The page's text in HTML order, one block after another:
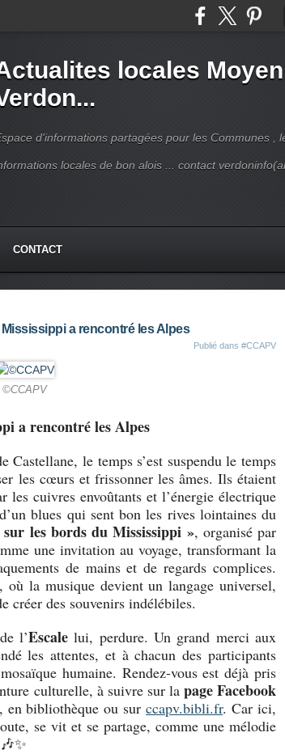
locales
d'informations partagées pour les Communes ,
locales de bon alois ... contact
CONTACT
a rencontré les Alpes
Publié dans #CCAPV
©CCAPV
a rencontré les Alpes
Castellane, le temps s’est suspendu le temps
les cœurs et frissonner les âmes. Ils étaient
les cuivres envoûtants et l’énergie électrique
blues qui sent bon les rives lointaines du
sur les bords du Mississippi », organisé par
une invitation au voyage, transformant la
de mains et de regards complices.
où la musique devient un langage universel,
créer des souvenirs indélébiles.
l’Escalelui, perdure. Un grand merci aux
les attentes, et à chacun des participants
humaine. Rendez-vous est déjà pris
culturelle, à suivre sur la page Facebook
en bibliothèque ou surccapv.bibli.fr. Car ici,
se vit et se partage, comme une mélodie